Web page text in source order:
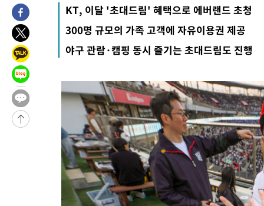
-26139초 전 >
낮 최고 35도 '무더위'…동해안 시간당 30㎜ '강한 비'[내일날
-25409초 전 >
[속보]이강인 "감독님이 원하는 마음 느꼈고, 많은 트로피 원해
틀레티코 이적"
-25191초 전 >
-24160초 전 >
온열질환 사망자 3명 늘어…누적 환자 3000명 돌파
-18105초 전 >
-14212초 전 >
백운산서 80년근 천종산삼 9뿌리 발견…감정가 1.3억원
-11922초 전 >
선재도서 해루질 나섰다 실종 60대, 닷새 만에 숨진 채 발견
-9456초 전 >
남자 농구, 나고야 아시안게임서 '홈팀' 일본과 한일전
여수 오동도 해상서 모터보트 전복…1명 사망·1명 실종
극한폭염 한풀 꺾이지만…'낮 최고 35도' 무더위, 열대야 계속[
축구협회 "압수수색·성접대 논란 사과…쇄신의 기회로 삼겠다"
[속보]'압수수색·성접대 논란' 축구협회 "실망과 걱정 안겨드려
KT, 이달 '초대드림' 혜택으로 에버랜드 초청
300명 규모의 가족 고객에 자유이용권 제공
야구 관람·캠핑 동시 즐기는 초대드림도 진행